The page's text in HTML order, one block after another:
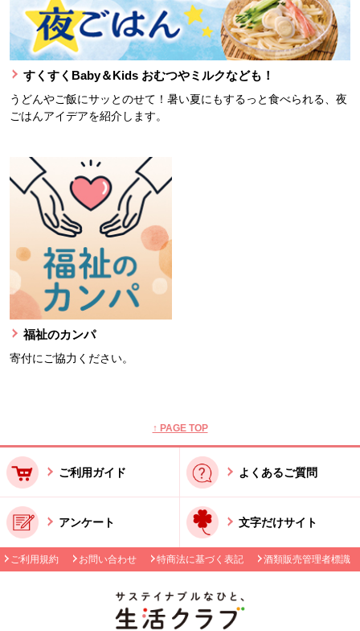
すくすくBaby＆Kids おむつやミルクなども！
うどんやご飯にサッとのせて！暑い夏にもするっと食べられる、夜
ごはんアイデアを紹介します。
福祉のカンパ
寄付にご協力ください。
↑ PAGE TOP
ご利用ガイド よくあるご質問
アンケート 文字だけサイト
ご利用規約 お問い合わせ 特商法に基づく表記 酒類販売管理者標識